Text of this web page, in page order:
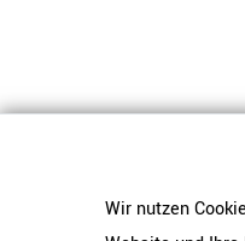
Wir nutzen